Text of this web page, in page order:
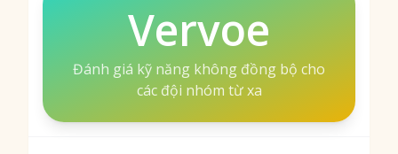
Vervoe
Đánh giá kỹ năng không đồng bộ cho
các đội nhóm từ xa